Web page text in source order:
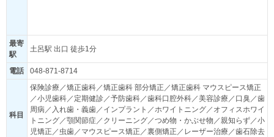
最寄
駅
土呂駅 出口 徒歩1分
電話 048-871-8714
科目
保険診療／矯正歯科／矯正歯科 部分矯正／矯正歯科 マウスピース矯正
／小児歯科／定期健診／予防歯科／歯科口腔外科／美容診療／口臭／歯
周病／入れ歯・義歯／インプラント／ホワイトニング／オフィスホワイ
トニング／顎関節症／クリーニング／つめ物・かぶせ物／親知らず／小
児矯正／虫歯／マウスピース矯正／裏側矯正／レーザー治療／歯石除去